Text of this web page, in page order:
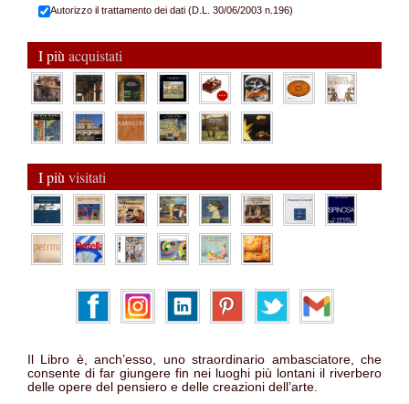
Autorizzo il trattamento dei dati (D.L. 30/06/2003 n.196)
I più acquistati
I più visitati
Il Libro è, anch’esso, uno straordinario ambasciatore, che
consente di far giungere fin nei luoghi più lontani il riverbero
delle opere del pensiero e delle creazioni dell’arte.